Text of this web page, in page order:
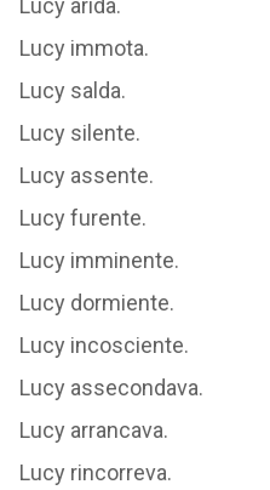
Lucy arida.
Lucy immota.
Lucy salda.
Lucy silente.
Lucy assente.
Lucy furente.
Lucy imminente.
Lucy dormiente.
Lucy incosciente.
Lucy assecondava.
Lucy arrancava.